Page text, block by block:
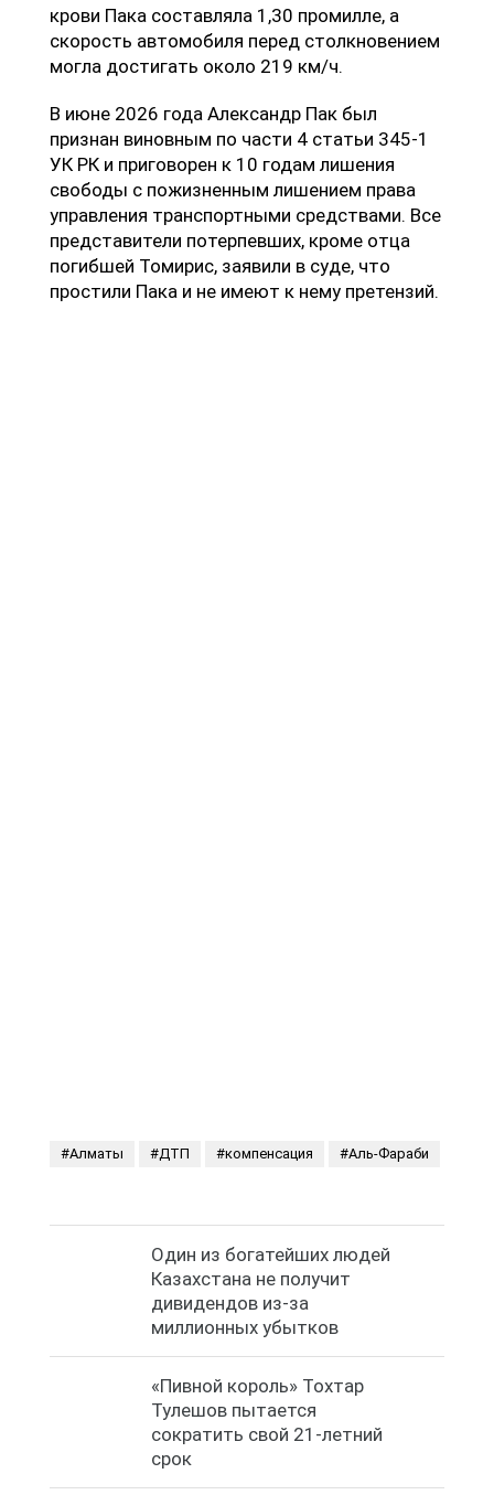
Один из богатейших людей
Казахстана не получит
дивидендов из-за
миллионных убытков
«Пивной король» Тохтар
Тулешов пытается
сократить свой 21-летний
срок